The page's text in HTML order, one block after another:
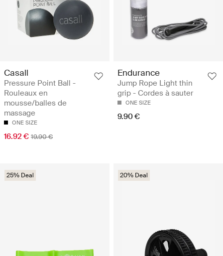
Casall
Pressure Point Ball -
Rouleaux en
mousse/balles de
massage
ONE SIZE
16.92 € 19.90 €
Endurance
Jump Rope Light thin
grip - Cordes à sauter
ONE SIZE
9.90 €
25% Deal 20% Deal